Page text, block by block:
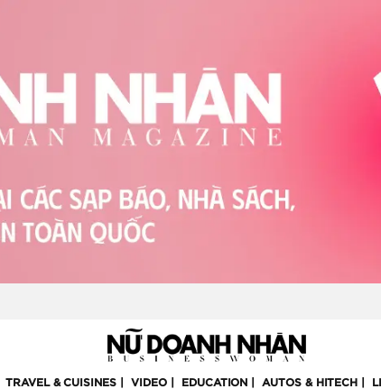
TRAVEL & CUISINES VIDEO EDUCATION AUTOS & HITECH